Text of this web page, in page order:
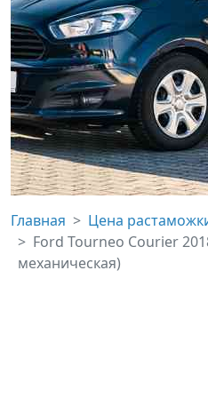
Главная
Цена
Ford Tourneo Courier
механическая)